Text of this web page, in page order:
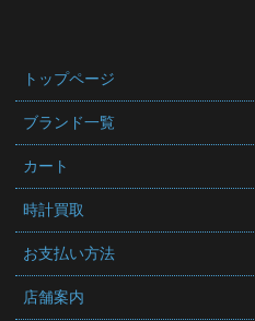
トップページ
ブランド一覧
カート
時計買取
お支払い方法
店舗案内